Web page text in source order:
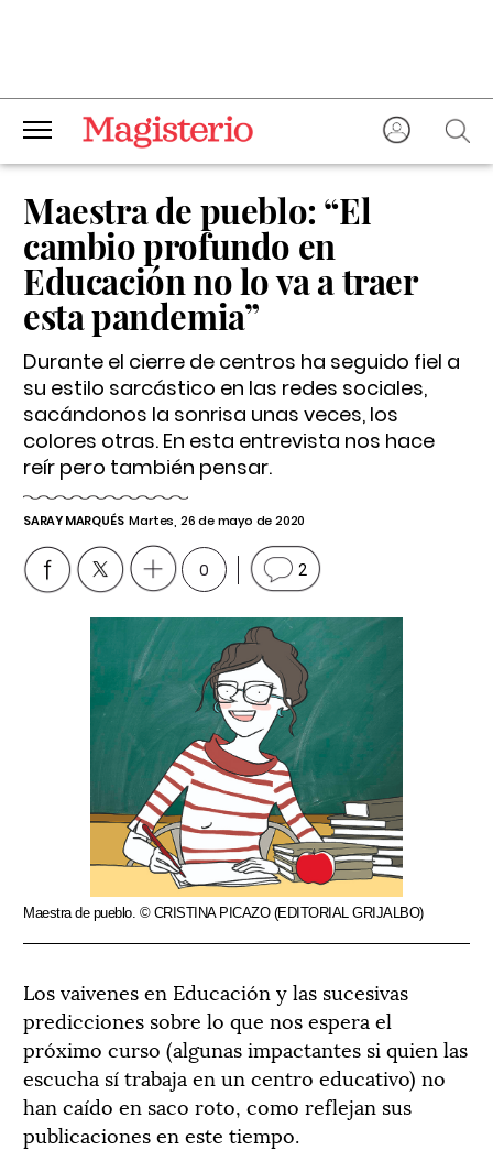
Maestra de pueblo: “El
cambio profundo en
Educación no lo va a traer
esta pandemia”
Durante el cierre de centros ha seguido fiel a
su estilo sarcástico en las redes sociales,
sacándonos la sonrisa unas veces, los
colores otras. En esta entrevista nos hace
reír pero también pensar.
SARAY MARQUÉS Martes, 26 de mayo de 2020
0 2
Maestra de pueblo. © CRISTINA PICAZO (EDITORIAL GRIJALBO)
Los vaivenes en Educación y las sucesivas
predicciones sobre lo que nos espera el
próximo curso (algunas impactantes si quien las
escucha sí trabaja en un centro educativo) no
han caído en saco roto, como reflejan sus
publicaciones en este tiempo.